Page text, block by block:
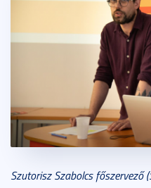
Szutorisz Szabolcs főszervező